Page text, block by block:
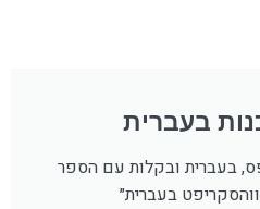
בעברית
בעברית ובקלות עם הספר
בעברית״